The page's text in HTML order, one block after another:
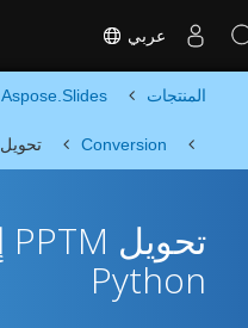
عربي
المنتجات Aspose.Slides
Conversion تحويل PPTM إلى XPS في Python
Python